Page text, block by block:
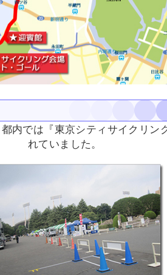
内では『東京シティサイクリン
れていました。